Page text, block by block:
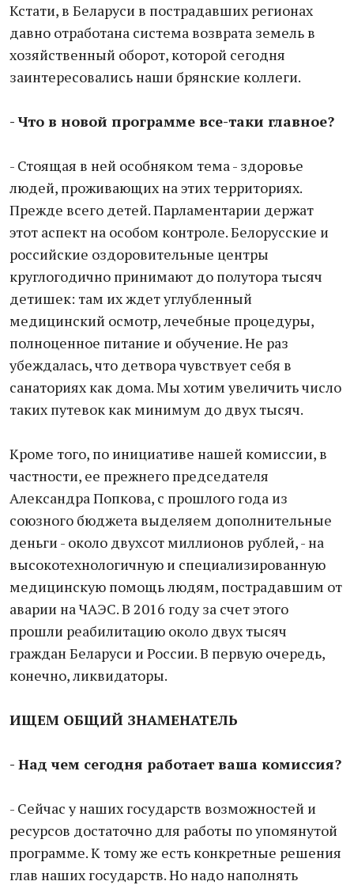
Кстати, в Беларуси в пострадавших регионах
давно отработана система возврата земель в
хозяйственный оборот, которой сегодня
заинтересовались наши брянские коллеги.
- Что в новой программе все-таки главное?
- Стоящая в ней особняком тема - здоровье
людей, проживающих на этих территориях.
Прежде всего детей. Парламентарии держат
этот аспект на особом контроле. Белорусские и
российские оздоровительные центры
круглогодично принимают до полутора тысяч
детишек: там их ждет углубленный
медицинский осмотр, лечебные процедуры,
полноценное питание и обучение. Не раз
убеждалась, что детвора чувствует себя в
санаториях как дома. Мы хотим увеличить число
таких путевок как минимум до двух тысяч.
Кроме того, по инициативе нашей комиссии, в
частности, ее прежнего председателя
Александра Попкова, с прошлого года из
союзного бюджета выделяем дополнительные
деньги - около двухсот миллионов рублей, - на
высокотехнологичную и специализированную
медицинскую помощь людям, пострадавшим от
аварии на ЧАЭС. В 2016 году за счет этого
прошли реабилитацию около двух тысяч
граждан Беларуси и России. В первую очередь,
конечно, ликвидаторы.
ИЩЕМ ОБЩИЙ ЗНАМЕНАТЕЛЬ
- Над чем сегодня работает ваша комиссия?
- Сейчас у наших государств возможностей и
ресурсов достаточно для работы по упомянутой
программе. К тому же есть конкретные решения
глав наших государств. Но надо наполнять